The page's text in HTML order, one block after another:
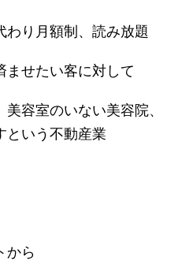
わり月額制、読み放題
ませたい客に対して
容室のいない美容院、
という不動産業
から